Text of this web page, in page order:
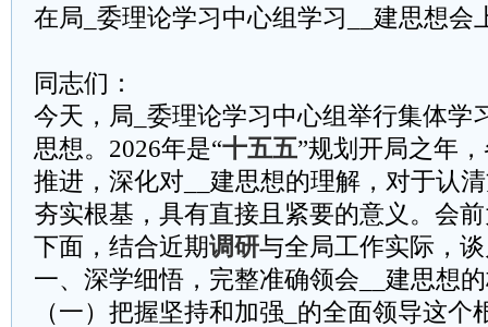
在局_委理论学习中心组学习__建思想会
同志们：
今天，局_委理论学习中心组举行集体学
思想。2026年是“十五五”规划开局之年
推进，深化对__建思想的理解，对于认
夯实根基，具有直接且紧要的意义。会
下面，结合近期调研与全局工作实际，
一、深学细悟，完整准确领会__建思想
（一）把握坚持和加强_的全面领导这个